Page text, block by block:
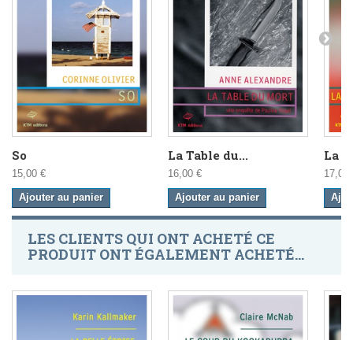
So
15,00 €
Ajouter au panier
La Table du...
16,00 €
Ajouter au panier
La
17,00
LES CLIENTS QUI ONT ACHETÉ CE
PRODUIT ONT ÉGALEMENT ACHETÉ...